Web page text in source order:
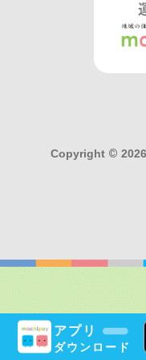
アプリ
ダウンロード
Copyright ©